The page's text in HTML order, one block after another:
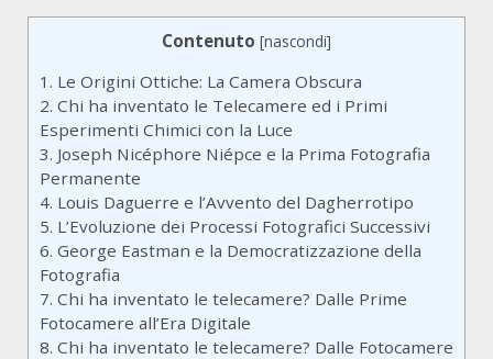
Contenuto [nascondi]
1. Le Origini Ottiche: La Camera Obscura
2. Chi ha inventato le Telecamere ed i Primi
Esperimenti Chimici con la Luce
3. Joseph Nicéphore Niépce e la Prima Fotografia
Permanente
4. Louis Daguerre e l’Avvento del Dagherrotipo
5. L’Evoluzione dei Processi Fotografici Successivi
6. George Eastman e la Democratizzazione della
Fotografia
7. Chi ha inventato le telecamere? Dalle Prime
Fotocamere all’Era Digitale
8. Chi ha inventato le telecamere? Dalle Fotocamere